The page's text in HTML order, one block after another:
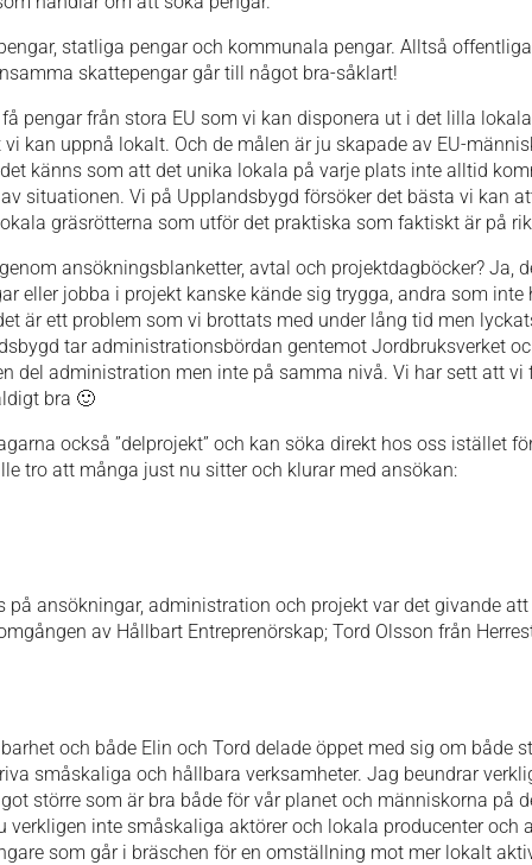
statliga pengar och kommunala pengar. Alltså
skattepengar går till något bra-såklart!
pengar från stora EU som vi kan disponera ut i det lilla
kan uppnå lokalt. Och de målen är ju skapade av EU-
känns som att det unika lokala på varje plats inte alltid
situationen. Vi på Upplandsbygd försöker det bästa vi kan
gräsrötterna som utför det praktiska som faktiskt är på
ansökningsblanketter, avtal och projektdagböcker? Ja,
eller jobba i projekt kanske kände sig trygga, andra som inte
är ett problem som vi brottats med under lång tid men
tar administrationsbördan gentemot Jordbruksverket
del administration men inte på samma nivå. Vi har sett att
bra 🙂
också ”delprojekt” och kan söka direkt hos oss istället
tro att många just nu sitter och klurar med ansökan:
på ansökningar, administration och projekt var det givande
av Hållbart Entreprenörskap; Tord Olsson från
och både Elin och Tord delade öppet med sig om både
småskaliga och hållbara verksamheter. Jag beundrar
större som är bra både för vår planet och människorna på
inte småskaliga aktörer och lokala producenter och
som går i bräschen för en omställning mot mer lokalt